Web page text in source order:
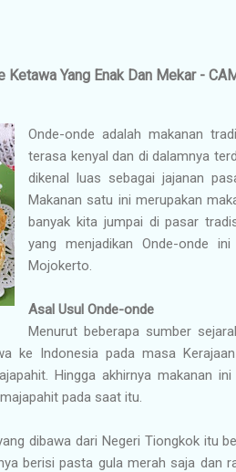
Ketawa Yang Enak Dan Mekar -
Onde-onde adalah makanan
terasa kenyal dan di dalamnya
dikenal luas sebagai jajanan
Makanan satu ini merupakan
banyak kita jumpai di pasar
yang menjadikan Onde-onde
Mojokerto.
Asal Usul Onde-onde
Menurut beberapa sumber
ke Indonesia pada masa
Hingga akhirnya makanan
pada saat itu.
dibawa dari Negeri Tiongkok itu
berisi pasta gula merah saja dan